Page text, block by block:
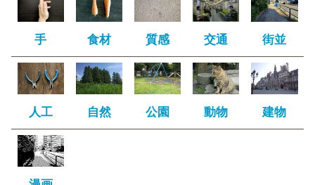
手 食材 質感 交通 街並
人工 自然 公園 動物 建物